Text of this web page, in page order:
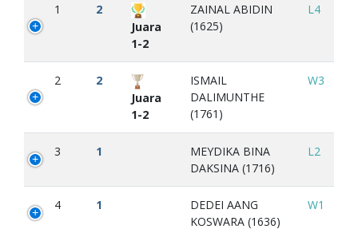
1
2
Juara
1-2
ZAINAL ABIDIN
(1625)
L4
2
2
Juara
1-2
ISMAIL
DALIMUNTHE
(1761)
W3
3 1
MEYDIKA BINA
DAKSINA (1716)
L2
4 1
DEDEI AANG
KOSWARA (1636)
W1